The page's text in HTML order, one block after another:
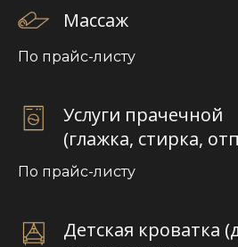
Массаж
По прайс-листу
Услуги прачечной
(глажка, стирка,
По прайс-листу
Детская кроватка